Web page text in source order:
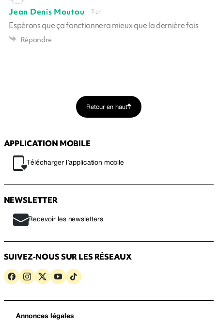
Jean Denis Moutou 1 an
Espérons que ça fonctionnera mieux que la dernière fois
Répondre
Retour en haut
APPLICATION MOBILE
Télécharger l’application mobile
NEWSLETTER
Recevoir les newsletters
SUIVEZ-NOUS SUR LES RÉSEAUX
Annonces légales